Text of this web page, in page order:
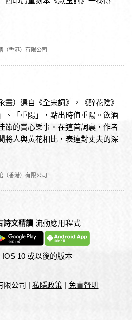
（香港）有限公司
晝）選自《全宋詞》，《醉花陰》
、「重陽」，點出時值重陽。飲酒
節的賞心樂事。在這首詞裏，作者
將人與黃花相比，表達對丈夫的深
（香港）有限公司
詩文精讀 流動應用程式
IOS 10 或以後的版本
限公司 | 私隱政策| 免責聲明